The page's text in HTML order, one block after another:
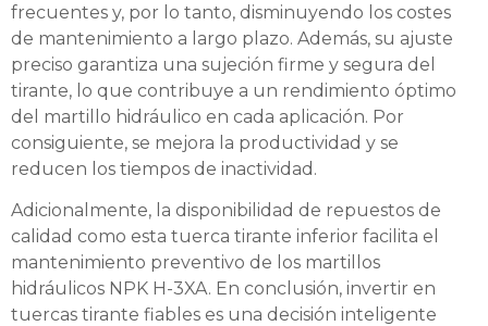
frecuentes y, por lo tanto, disminuyendo los costes
de mantenimiento a largo plazo. Además, su ajuste
preciso garantiza una sujeción firme y segura del
tirante, lo que contribuye a un rendimiento óptimo
del martillo hidráulico en cada aplicación. Por
consiguiente, se mejora la productividad y se
reducen los tiempos de inactividad.
Adicionalmente, la disponibilidad de repuestos de
calidad como esta tuerca tirante inferior facilita el
mantenimiento preventivo de los martillos
hidráulicos NPK H-3XA. En conclusión, invertir en
tuercas tirante fiables es una decisión inteligente